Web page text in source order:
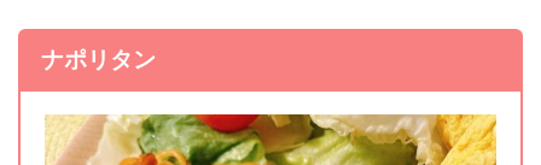
ナポリタン